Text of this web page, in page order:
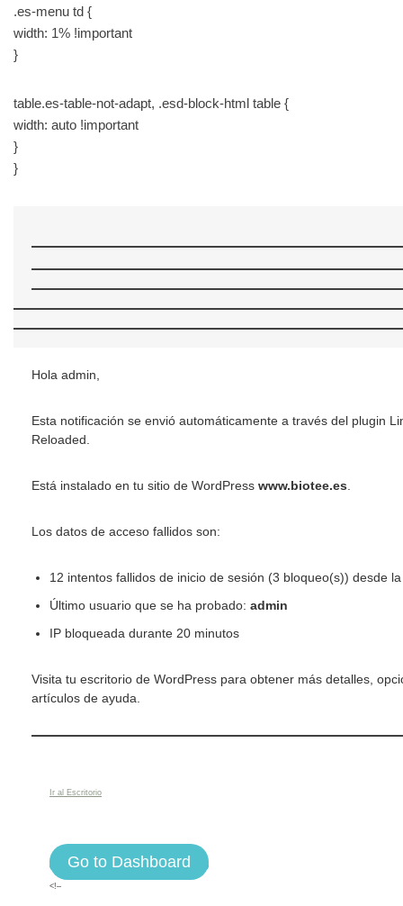
.es-menu td {
width: 1% !important
}
table.es-table-not-adapt, .esd-block-html table {
width: auto !important
}
}
Hola admin,
Esta notificación se envió automáticamente a través del plugin
Reloaded.
Está instalado en tu sitio de WordPress www.biotee.es
Los datos de acceso fallidos son:
12 intentos fallidos de inicio de sesión (3 bloqueo(s)) desde
Último usuario que se ha probado: admin
IP bloqueada durante 20 minutos
Visita tu escritorio de WordPress para obtener más detalles,
artículos de ayuda.
Ir al Escritorio
Go to Dashboard
<!–